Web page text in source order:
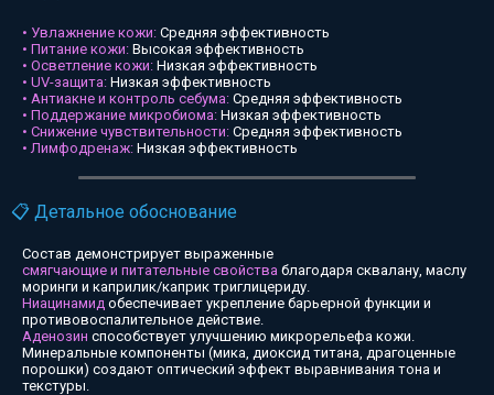
• Увлажнение кожи: Средняя эффективность
• Питание кожи: Высокая эффективность
• Осветление кожи: Низкая эффективность
• UV-защита: Низкая эффективность
• Антиакне и контроль себума: Средняя эффективность
• Поддержание микробиома: Низкая эффективность
• Снижение чувствительности: Средняя эффективность
• Лимфодренаж: Низкая эффективность
📋 Детальное обоснование
Состав демонстрирует выраженные
смягчающие и питательные свойства благодаря сквалану, маслу
моринги и каприлик/каприк триглицериду.
Ниацинамид обеспечивает укрепление барьерной функции и
противовоспалительное действие.
Аденозин способствует улучшению микрорельефа кожи.
Минеральные компоненты (мика, диоксид титана, драгоценные
порошки) создают оптический эффект выравнивания тона и
текстуры.